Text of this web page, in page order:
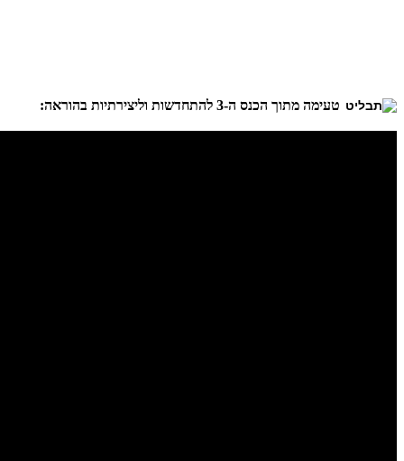
טעימה מתוך הכנס ה-3 להתחדשות וליצירתיות בהוראה: